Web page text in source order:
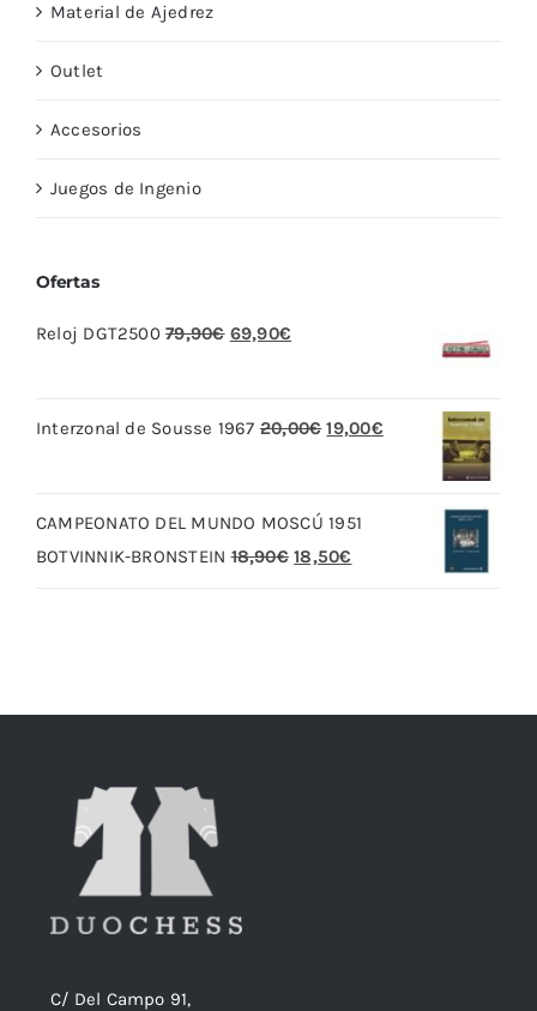
Material de Ajedrez
Outlet
Accesorios
Juegos de Ingenio
Ofertas
Reloj DGT2500 79,90€ El
era:
69,90€
es:
Interzonal de Sousse 1967 20,00€ El
era:
20,00€.
19,00€El
CAMPEONATO DEL MUNDO MOSCÚ 1951
BOTVINNIK-BRONSTEIN 18,90€ El
18,50€
C/ Del Campo 91,